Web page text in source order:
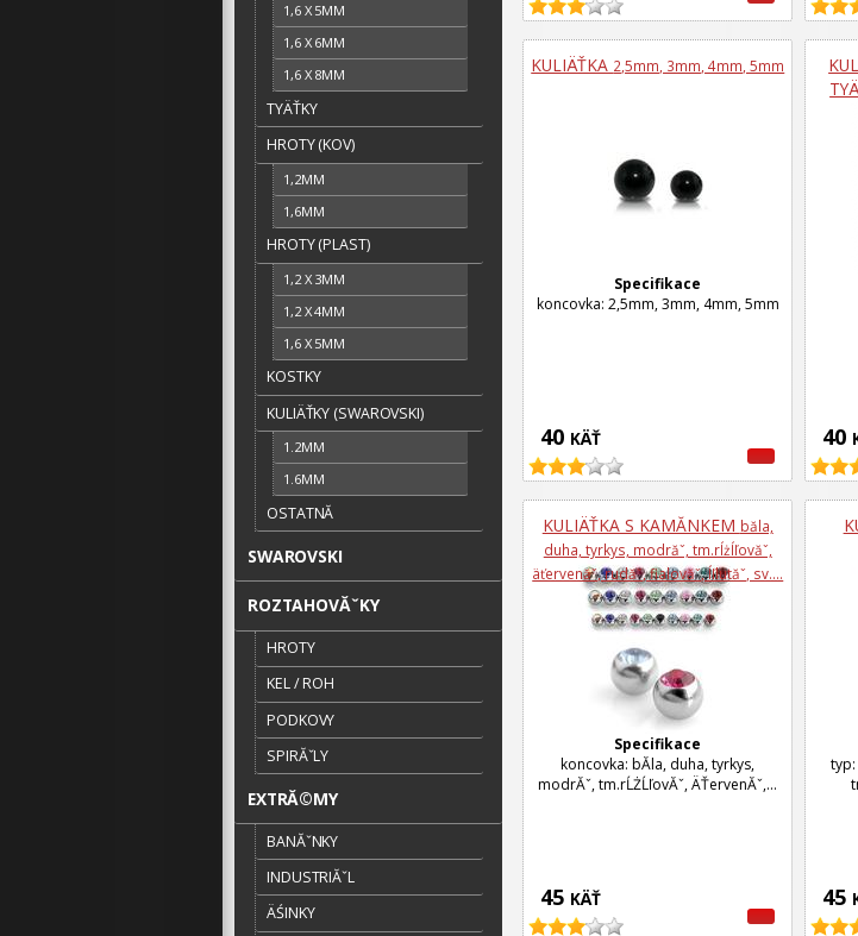
KULIÄŤKA 2,5mm, 3mm, 4mm, 5mm
40 KÄŤ
Specifikace
koncovka: 2,5mm, 3mm, 4mm, 5mm
40
KULIÄŤKA S KAMĂ­NKEM bă­la,
duha, tyrkys, modrăˇ, tm.rĺżĺľovăˇ,
äťervenăˇ, rudăˇ, fialovăˇ, ĺľlutăˇ, sv....
45 KÄŤ
Specifikace
koncovka: bĂ­la, duha, tyrkys,
modrĂˇ, tm.rĹŻĹľovĂˇ, ÄŤervenĂˇ,...
45
typ:
1,6 X 5MM
1,6 X 6MM
1,6 X 8MM
TYÄŤKY
HROTY (KOV)
1,2MM
1,6MM
HROTY (PLAST)
1,2 X 3MM
1,2 X 4MM
1,6 X 5MM
KOSTKY
KULIÄŤKY (SWAROVSKI)
1.2MM
1.6MM
OSTATNĂ­
SWAROVSKI
ROZTAHOVĂˇKY
HROTY
KEL / ROH
PODKOVY
SPIRĂˇLY
EXTRĂ©MY
BANĂˇNKY
INDUSTRIĂˇL
ÄŚINKY